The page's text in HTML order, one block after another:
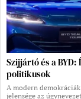
Szijjártó és a
politikusok
A modern
jelensége az